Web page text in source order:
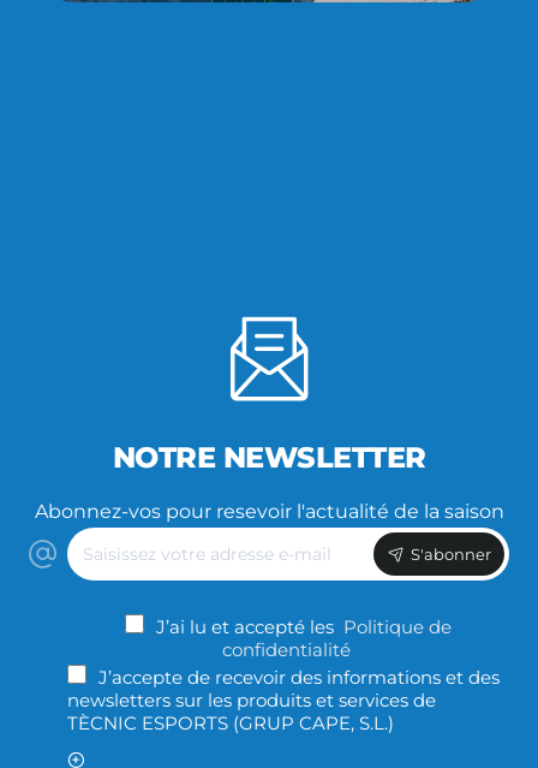
NOTRE NEWSLETTER
Abonnez-vos pour resevoir l'actualité de la saison
Saisissez
votre
adresse
S'abonner
J’ai lu et accepté les Politique de
confidentialité
J’accepte de recevoir des informations et des
newsletters sur les produits et services de
TÈCNIC ESPORTS (GRUP CAPE, S.L.)